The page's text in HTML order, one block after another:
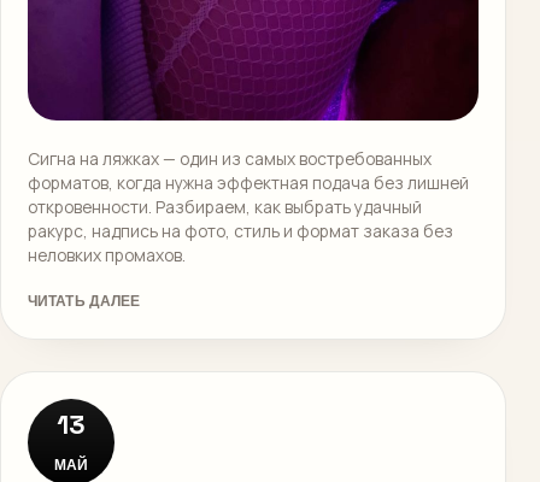
Сигна на ляжках — один из самых востребованных
форматов, когда нужна эффектная подача без лишней
откровенности. Разбираем, как выбрать удачный
ракурс, надпись на фото, стиль и формат заказа без
неловких промахов.
ЧИТАТЬ ДАЛЕЕ
13
МАЙ